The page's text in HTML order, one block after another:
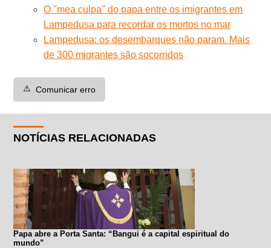
O ''mea culpa'' do papa entre os imigrantes em
Lampedusa para recordar os mortos no mar
Lampedusa: os desembarques não param. Mais
de 300 migrantes são socorridos
⚠️ Comunicar erro
NOTÍCIAS RELACIONADAS
Papa abre a Porta Santa: “Bangui é a capital espiritual do
mundo”